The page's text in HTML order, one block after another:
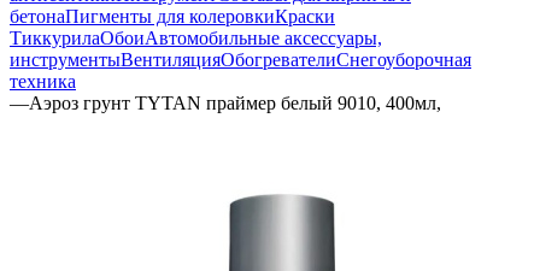
бетонаПигменты для колеровкиКраски
ТиккурилаОбоиАвтомобильные аксессуары,
инструментыВентиляцияОбогревателиСнегоуборочная
техника
—Аэроз грунт TYTAN праймер белый 9010, 400мл,